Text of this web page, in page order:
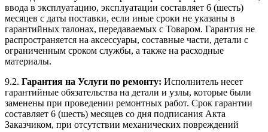
ввода в эксплуатацию, эксплуатации составляет 6 (шесть)
месяцев с даты поставки, если иные сроки не указаны в
гарантийных талонах, передаваемых с Товаром. Гарантия не
распространяется на аксессуары, составные части, детали с
ограниченным сроком службы, а также на расходные
материалы.
9.2. Гарантия на Услуги по ремонту: Исполнитель несет
гарантийные обязательства на детали и узлы, которые были
заменены при проведении ремонтных работ. Срок гарантии
составляет 6 (шесть) месяцев со дня подписания Акта
Заказчиком, при отсутствии механических повреждений